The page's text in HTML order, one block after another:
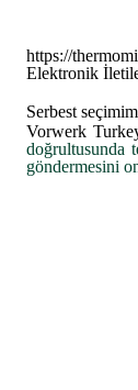
https://
Elektronik
Serbest
Vorwerk
doğrultusunda
göndermesini